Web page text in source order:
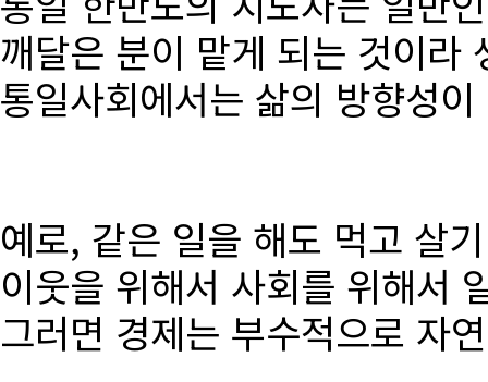
깨달은 분이 맡게 되는 것이라
통일사회에서는 삶의 방향성
예로, 같은 일을 해도 먹고 살
이웃을 위해서 사회를 위해서
그러면 경제는 부수적으로 자